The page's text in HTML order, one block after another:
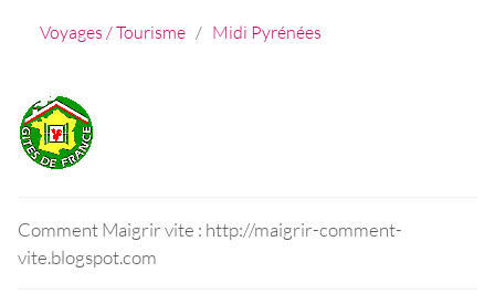
Voyages / Tourisme / Midi Pyrénées
Comment Maigrir vite : http://maigrir-comment-
vite.blogspot.com